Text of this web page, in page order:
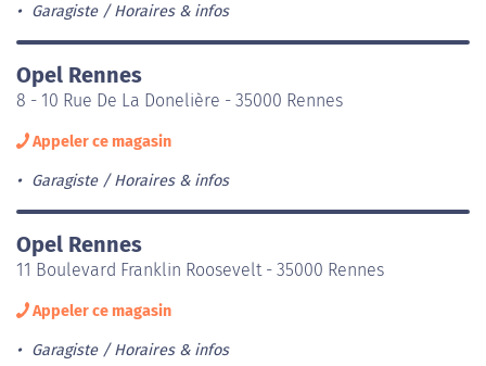
Garagiste Horaires & infos
Opel Rennes
8 - 10 Rue De La Donelière - 35000 Rennes
Appeler ce magasin
Garagiste Horaires & infos
Opel Rennes
11 Boulevard Franklin Roosevelt - 35000 Rennes
Appeler ce magasin
Garagiste Horaires & infos